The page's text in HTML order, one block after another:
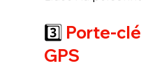
3️⃣ Porte-clé
GPS